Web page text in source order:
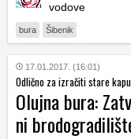
vodove
bura Šibenik
17.01.2017. (16:01)
Odlično za izračiti stare
Olujna bura:
ni